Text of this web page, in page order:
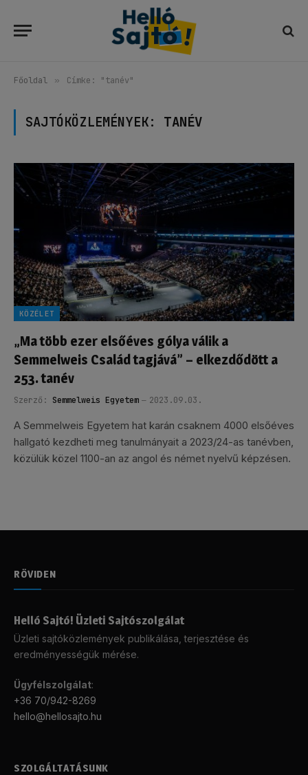
Főoldal » Címke: "tanév"
SAJTÓKÖZLEMÉNYEK: TANÉV
KÖZÉLET
„Ma több ezer elsőéves gólya válik a
Semmelweis Család tagjává” – elkezdődött a
253. tanév
Szerző: Semmelweis Egyetem 2023.09.03.
A Semmelweis Egyetem hat karán csaknem 4000 elsőéves
hallgató kezdheti meg tanulmányait a 2023/24-as tanévben,
közülük közel 1100-an az angol és német nyelvű képzésen.
RÖVIDEN
Helló Sajtó! Üzleti Sajtószolgálat
Üzleti sajtóközlemények publikálása, terjesztése és
eredményességük mérése.
Ügyfélszolgálat:
+36 70/942-8269
hello@hellosajto.hu
SZOLGÁLTATÁSUNK